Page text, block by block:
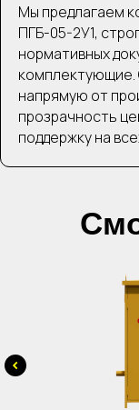
Мы предлагаем
ПГБ-05-2У1,
нормативных
комплектующие.
напрямую от
прозрачность
поддержку на